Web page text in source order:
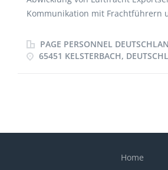
Kommunikation mit Frachtführern
Abholungen und Vorläufen Einkauf
und Buchung von Frachtraum
PAGE PERSONNEL
65451 KELSTERBACH,
Home